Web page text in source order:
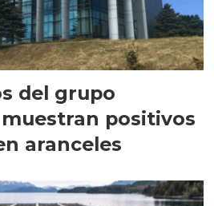
del grupo
positivos
aranceles